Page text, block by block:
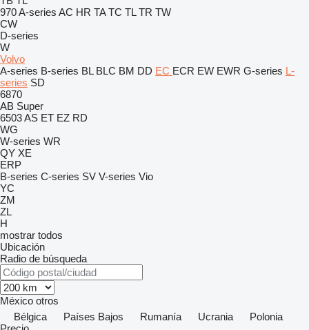
970A-series AC HR TA TC TL TR TW
CW
D-series
W
Volvo
A-series B-series BL BLC BM DD EC ECR EW EWR G-series L-
series SD
6870
AB Super
6503AS ET EZ RD
WG
W-series WR
QY XE
ERP
B-series C-series SV V-series Vio
YC
ZM
ZL
H
mostrar todos
Ubicación
Radio de búsqueda
México otros
Bélgica
Países Bajos Rumanía Ucrania
Polonia